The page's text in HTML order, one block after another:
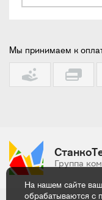
Мы принимаем к
Группа
На нашем сайте
обрабатываются с